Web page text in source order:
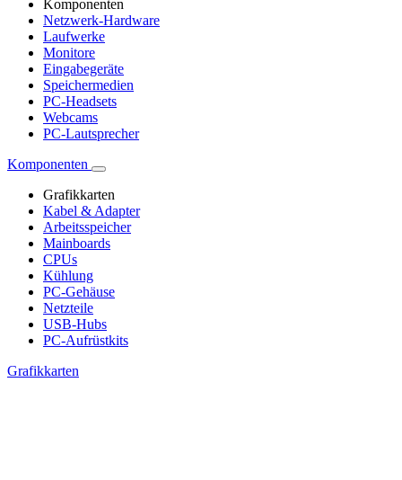
Komponenten
Netzwerk-Hardware
Laufwerke
Monitore
Eingabegeräte
Speichermedien
PC-Headsets
Webcams
PC-Lautsprecher
Komponenten
Grafikkarten
Kabel & Adapter
Arbeitsspeicher
Mainboards
CPUs
Kühlung
PC-Gehäuse
Netzteile
USB-Hubs
PC-Aufrüstkits
Grafikkarten